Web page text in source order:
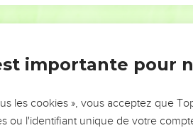
et s'étant précipité, il a crevé par
demeure devienne déserte, et
pendant tout le temps que le
importante pour
les cookies », vous acceptez que
ou l'identifiant unique de votre